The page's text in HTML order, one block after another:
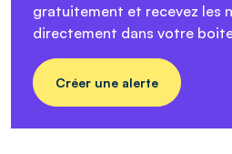
gratuitement et recevez les
directement dans votre
Créer une alerte